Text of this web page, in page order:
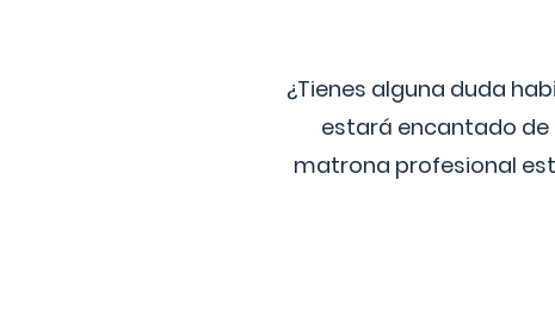
¿Tienes alguna duda
estará encantado
matrona profesional